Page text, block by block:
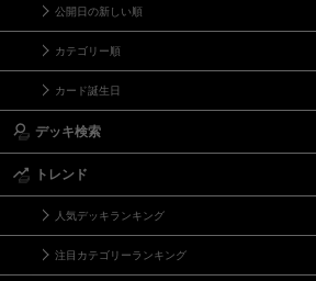
公開日の新しい順
カテゴリー順
カード誕生日
デッキ検索
トレンド
人気デッキランキング
注目カテゴリーランキング